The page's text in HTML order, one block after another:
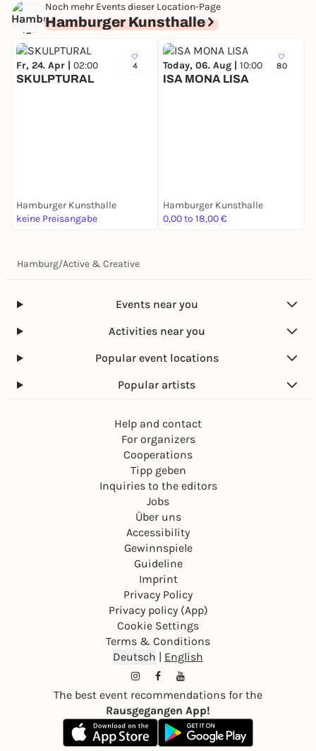
Noch mehr Events dieser Location-Page
Hamburger Kunsthalle
4
Fr, 24. Apr | 02:00
SKULPTURAL
Hamburger Kunsthalle
keine Preisangabe
80
Today, 06. Aug | 10:00
ISA MONA LISA
Hamburger Kunsthalle
0,00 to 18,00 €
Hamburg/Active & Creative
Events near you
Activities near you
Popular event locations
Popular artists
Help and contact
For organizers
Cooperations
Tipp geben
Inquiries to the editors
Jobs
Über uns
Accessibility
Gewinnspiele
Guideline
Imprint
Privacy Policy
Privacy policy (App)
Cookie Settings
Terms & Conditions
Deutsch | English
The best event recommendations for the
Rausgegangen App!